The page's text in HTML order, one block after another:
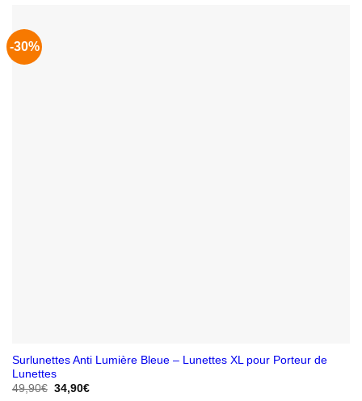
-30%
Surlunettes Anti Lumière Bleue – Lunettes XL pour Porteur de
Lunettes
49,90€ Le
34,90€Le